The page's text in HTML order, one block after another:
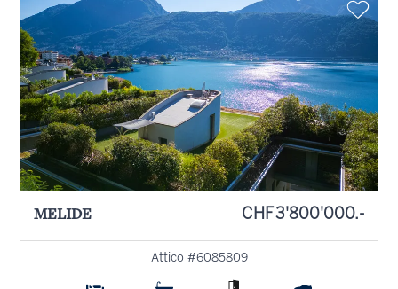
MELIDE CHF 3'800'000.-
Attico #6085809